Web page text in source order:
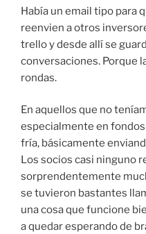
Había un email tipo para
reenvien a otros
trello y desde allí se
conversaciones. Porque
rondas.
En aquellos que no
especialmente en
fría, básicamente
Los socios casi ninguno
sorprendentemente
se tuvieron bastantes
una cosa que funcione
a quedar esperando de